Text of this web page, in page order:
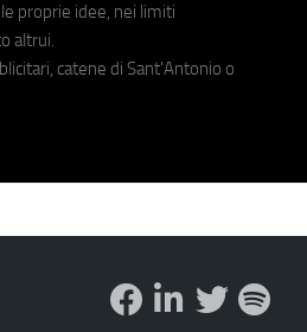
proprie idee, nei limiti
altrui.
catene di Sant'Antonio o